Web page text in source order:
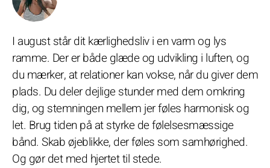
I august står dit kærlighedsliv i en varm og lys
ramme. Der er både glæde og udvikling i luften, og
du mærker, at relationer kan vokse, når du giver dem
plads. Du deler dejlige stunder med dem omkring
dig, og stemningen mellem jer føles harmonisk og
let. Brug tiden på at styrke de følelsesmæssige
bånd. Skab øjeblikke, der føles som samhørighed.
Og gør det med hjertet til stede.